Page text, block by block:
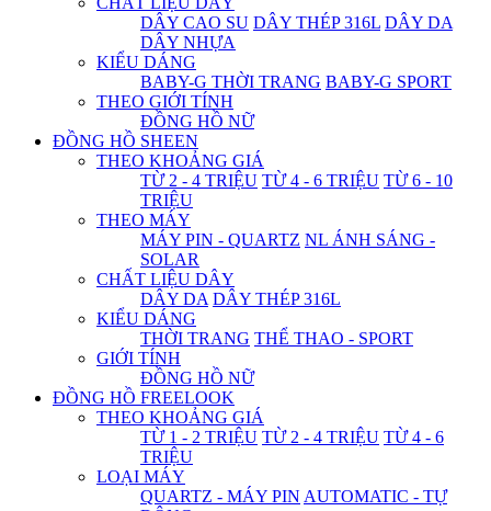
DÂY CAO SU DÂY THÉP 316L DÂY DA
DÂY NHỰA
KIỂU DÁNG
BABY-G THỜI TRANG BABY-G SPORT
THEO GIỚI TÍNH
ĐỒNG HỒ NỮ
ĐỒNG HỒ SHEEN
THEO KHOẢNG GIÁ
TỪ 2 - 4 TRIỆU TỪ 4 - 6 TRIỆU TỪ 6 - 10
TRIỆU
THEO MÁY
MÁY PIN - QUARTZ NL ÁNH SÁNG -
SOLAR
CHẤT LIỆU DÂY
DÂY DA DÂY THÉP 316L
KIỂU DÁNG
THỜI TRANG THỂ THAO - SPORT
GIỚI TÍNH
ĐỒNG HỒ NỮ
ĐỒNG HỒ FREELOOK
THEO KHOẢNG GIÁ
TỪ 1 - 2 TRIỆU TỪ 2 - 4 TRIỆU TỪ 4 - 6
TRIỆU
LOẠI MÁY
QUARTZ - MÁY PIN AUTOMATIC - TỰ